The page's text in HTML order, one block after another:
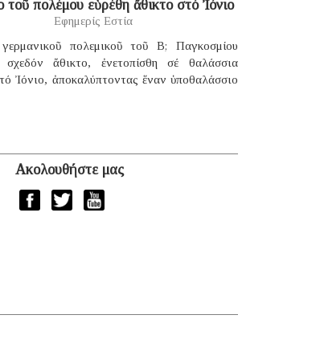
τοῦ πολέμου εὑρέθη ἄθικτο στό Ἰόνιο
Εφημερίς Εστία
πολεμικοῦ τοῦ B; Παγκοσμίου
ἄθικτο, ἐνετοπίσθη σέ θαλάσσια
Ἰόνιο, ἀποκαλύπτοντας ἕναν ὑποθαλάσσιο
Ακολουθήστε μας